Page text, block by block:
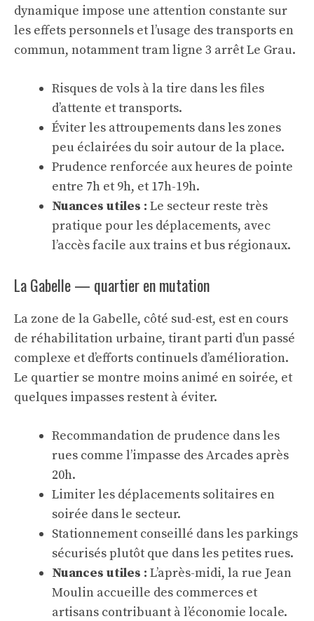
dynamique impose une attention constante sur
les effets personnels et l’usage des transports en
commun, notamment tram ligne 3 arrêt Le Grau.
Risques de vols à la tire dans les files
d’attente et transports.
Éviter les attroupements dans les zones
peu éclairées du soir autour de la place.
Prudence renforcée aux heures de pointe
entre 7h et 9h, et 17h-19h.
Nuances utiles : Le secteur reste très
pratique pour les déplacements, avec
l’accès facile aux trains et bus régionaux.
La Gabelle — quartier en mutation
La zone de la Gabelle, côté sud-est, est en cours
de réhabilitation urbaine, tirant parti d’un passé
complexe et d’efforts continuels d’amélioration.
Le quartier se montre moins animé en soirée, et
quelques impasses restent à éviter.
Recommandation de prudence dans les
rues comme l’impasse des Arcades après
20h.
Limiter les déplacements solitaires en
soirée dans le secteur.
Stationnement conseillé dans les parkings
sécurisés plutôt que dans les petites rues.
Nuances utiles : L’après-midi, la rue Jean
Moulin accueille des commerces et
artisans contribuant à l’économie locale.